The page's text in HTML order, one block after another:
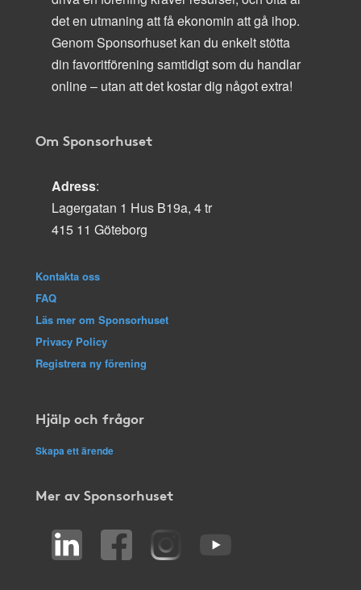
det en utmaning att få ekonomin att gå ihop.
Genom Sponsorhuset kan du enkelt stötta
din favoritförening samtidigt som du handlar
online – utan att det kostar dig något extra!
Om Sponsorhuset
Adress:
Lagergatan 1 Hus B19a, 4 tr
415 11 Göteborg
Kontakta oss
FAQ
Läs mer om Sponsorhuset
Privacy Policy
Registrera ny förening
Hjälp och frågor
Skapa ett ärende
Mer av Sponsorhuset